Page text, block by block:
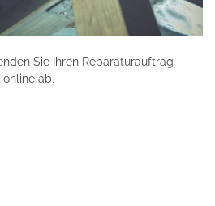
Sie Ihren Reparaturauftrag
ab.